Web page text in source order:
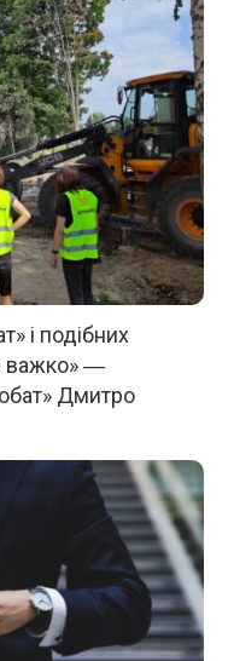
і подібних
важко» ―
Дмитро